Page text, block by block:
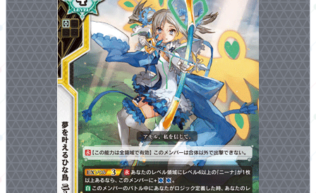
サイト内検索
カード ルール
大会
講習会
その他